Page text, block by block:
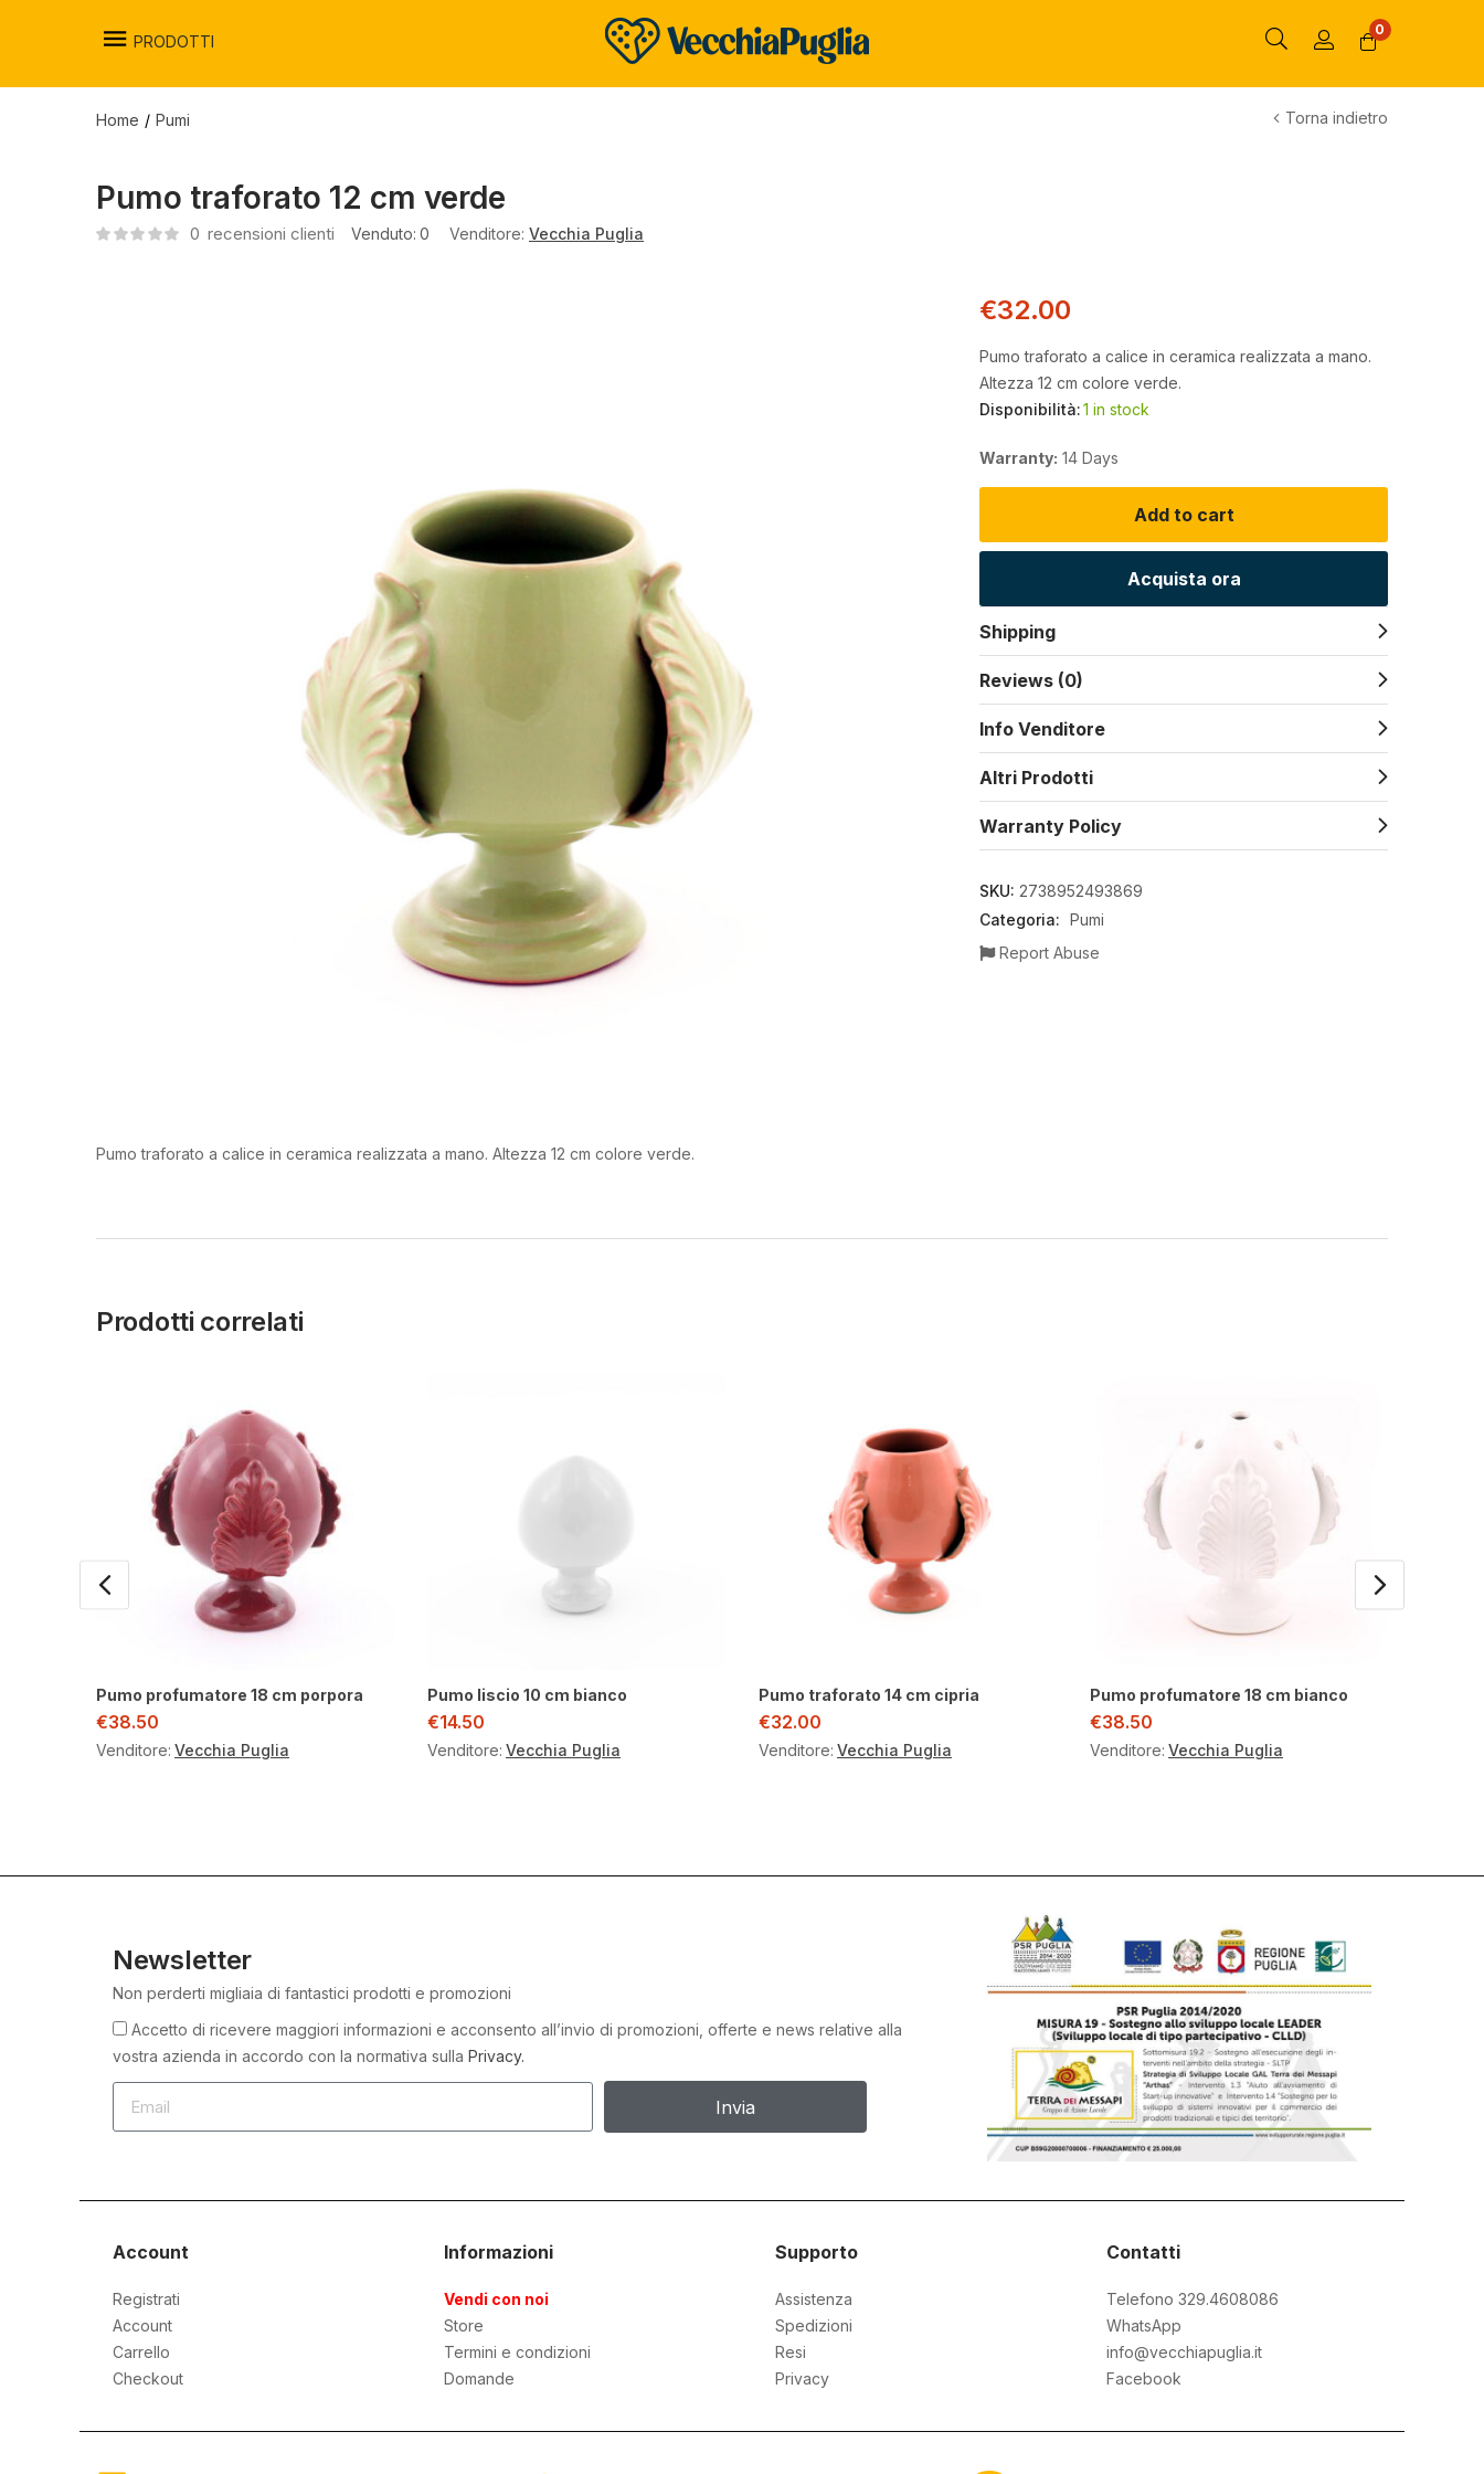
PRODOTTI
0
Home Pumi Torna indietro
Pumo traforato 12 cm verde
0 recensioni clienti Venduto: 0 Venditore: Vecchia Puglia
€32.00
Pumo traforato a calice in ceramica realizzata a mano.
Altezza 12 cm colore verde.
Disponibilità:1 in stock
Warranty: 14 Days
Add to cart
Acquista ora
Shipping
Reviews (0)
Info Venditore
Altri Prodotti
Warranty Policy
SKU: 2738952493869
Categoria: Pumi
Report Abuse
Pumo traforato a calice in ceramica realizzata a mano. Altezza 12 cm colore verde.
Prodotti correlati
Pumo profumatore 18 cm porpora
€38.50
Venditore: Vecchia Puglia
Pumo liscio 10 cm bianco
€14.50
Venditore: Vecchia Puglia
Pumo traforato 14 cm cipria
€32.00
Venditore: Vecchia Puglia
Pumo profumatore 18 cm bianco
€38.50
Venditore: Vecchia Puglia
Newsletter
Non perderti migliaia di fantastici prodotti e promozioni
Accetto di ricevere maggiori informazioni e acconsento all’invio di promozioni, offerte e news relative alla
vostra azienda in accordo con la normativa sulla Privacy.
Invia
Account
Registrati
Account
Carrello
Checkout
Informazioni
Vendi con noi
Store
Termini e condizioni
Domande
Supporto
Assistenza
Spedizioni
Resi
Privacy
Contatti
Telefono 329.4608086
WhatsApp
info@vecchiapuglia.it
Facebook